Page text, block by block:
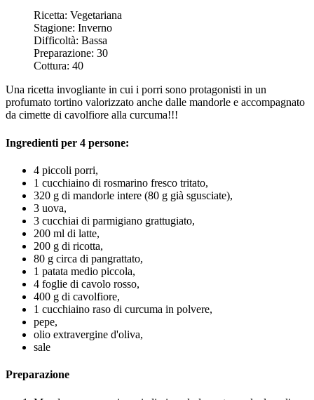
Ricetta: Vegetariana
Stagione: Inverno
Difficoltà: Bassa
Preparazione: 30
Cottura: 40
Una ricetta invogliante in cui i porri sono protagonisti in un
profumato tortino valorizzato anche dalle mandorle e accompagnato
da cimette di cavolfiore alla curcuma!!!
Ingredienti per 4 persone:
4 piccoli porri,
1 cucchiaino di rosmarino fresco tritato,
320 g di mandorle intere (80 g già sgusciate),
3 uova,
3 cucchiai di parmigiano grattugiato,
200 ml di latte,
200 g di ricotta,
80 g circa di pangrattato,
1 patata medio piccola,
4 foglie di cavolo rosso,
400 g di cavolfiore,
1 cucchiaino raso di curcuma in polvere,
pepe,
olio extravergine d'oliva,
sale
Preparazione